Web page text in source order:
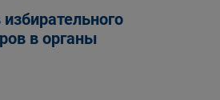
в органы